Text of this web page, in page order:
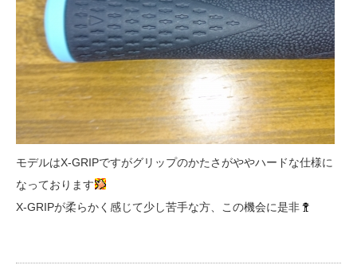
モデルはX-GRIPですがグリップのかたさがややハードな仕様に
なっております
X-GRIPが柔らかく感じて少し苦手な方、この機会に是非